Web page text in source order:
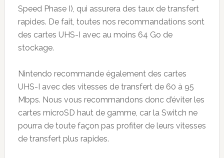
Speed Phase I), qui assurera des taux de transfert
rapides. De fait, toutes nos recommandations sont
des cartes UHS-I avec au moins 64 Go de
stockage.
Nintendo recommande également des cartes
UHS-I avec des vitesses de transfert de 60 à 95
Mbps. Nous vous recommandons donc d’éviter les
cartes microSD haut de gamme, car la Switch ne
pourra de toute façon pas profiter de leurs vitesses
de transfert plus rapides.